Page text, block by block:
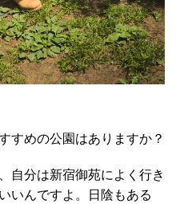
すめの公園はありますか？
自分は新宿御苑によく行き
いんですよ。日陰もある